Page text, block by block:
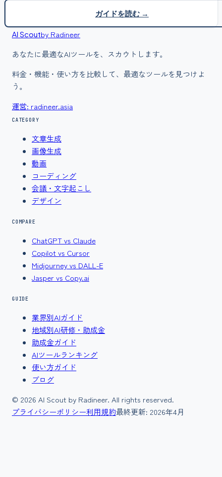
ガイドを読む →
AI Scoutby Radineer
あなたに最適なAIツールを、スカウトします。
料金・機能・使い方を比較して、最適なツールを見つけよ
う。
運営: radineer.asia
CATEGORY
文章生成
画像生成
動画
コーディング
会議・文字起こし
デザイン
COMPARE
ChatGPT vs Claude
Copilot vs Cursor
Midjourney vs DALL-E
Jasper vs Copy.ai
GUIDE
業界別AIガイド
地域別AI研修・助成金
助成金ガイド
AIツールランキング
使い方ガイド
ブログ
© 2026 AI Scout by Radineer. All rights reserved.
プライバシーポリシー利用規約最終更新: 2026年4月